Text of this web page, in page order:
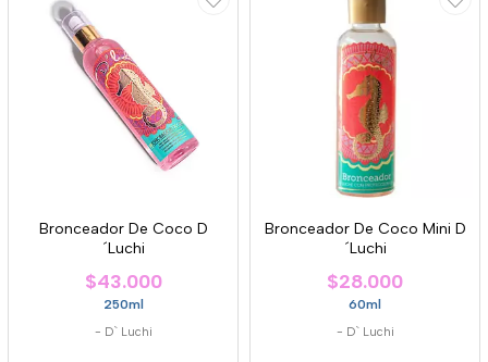
Bronceador De Coco D
´Luchi
$43.000
250ml
- D` Luchi
Bronceador De Coco Mini D
´Luchi
$28.000
60ml
- D` Luchi